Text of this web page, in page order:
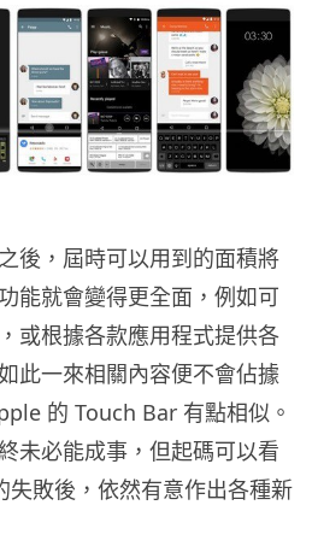
後，屆時可以用到的面積將
能就會變得更全面，例如可
或根據各款應用程式提供各
此一來相關內容便不會佔據
的 Touch Bar 有點相似。
未必能成事，但起碼可以看
失敗後，依然有意作出各種新